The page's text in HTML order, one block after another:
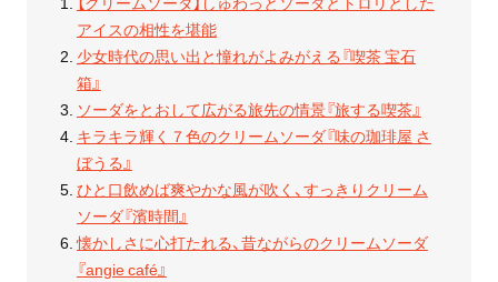
アイスの相性を堪能
少女時代の思い出と憧れがよみがえる『喫茶 宝石
箱』
ソーダをとおして広がる旅先の情景『旅する喫茶』
キラキラ輝く７色のクリームソーダ『味の珈琲屋 さ
ぼうる』
ひと口飲めば爽やかな風が吹く、すっきりクリーム
ソーダ『濱時間』
懐かしさに心打たれる、昔ながらのクリームソーダ
『angie café』